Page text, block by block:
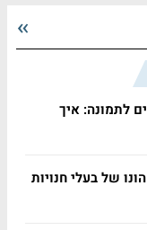
לתמונה: איך
של בעלי חנויות